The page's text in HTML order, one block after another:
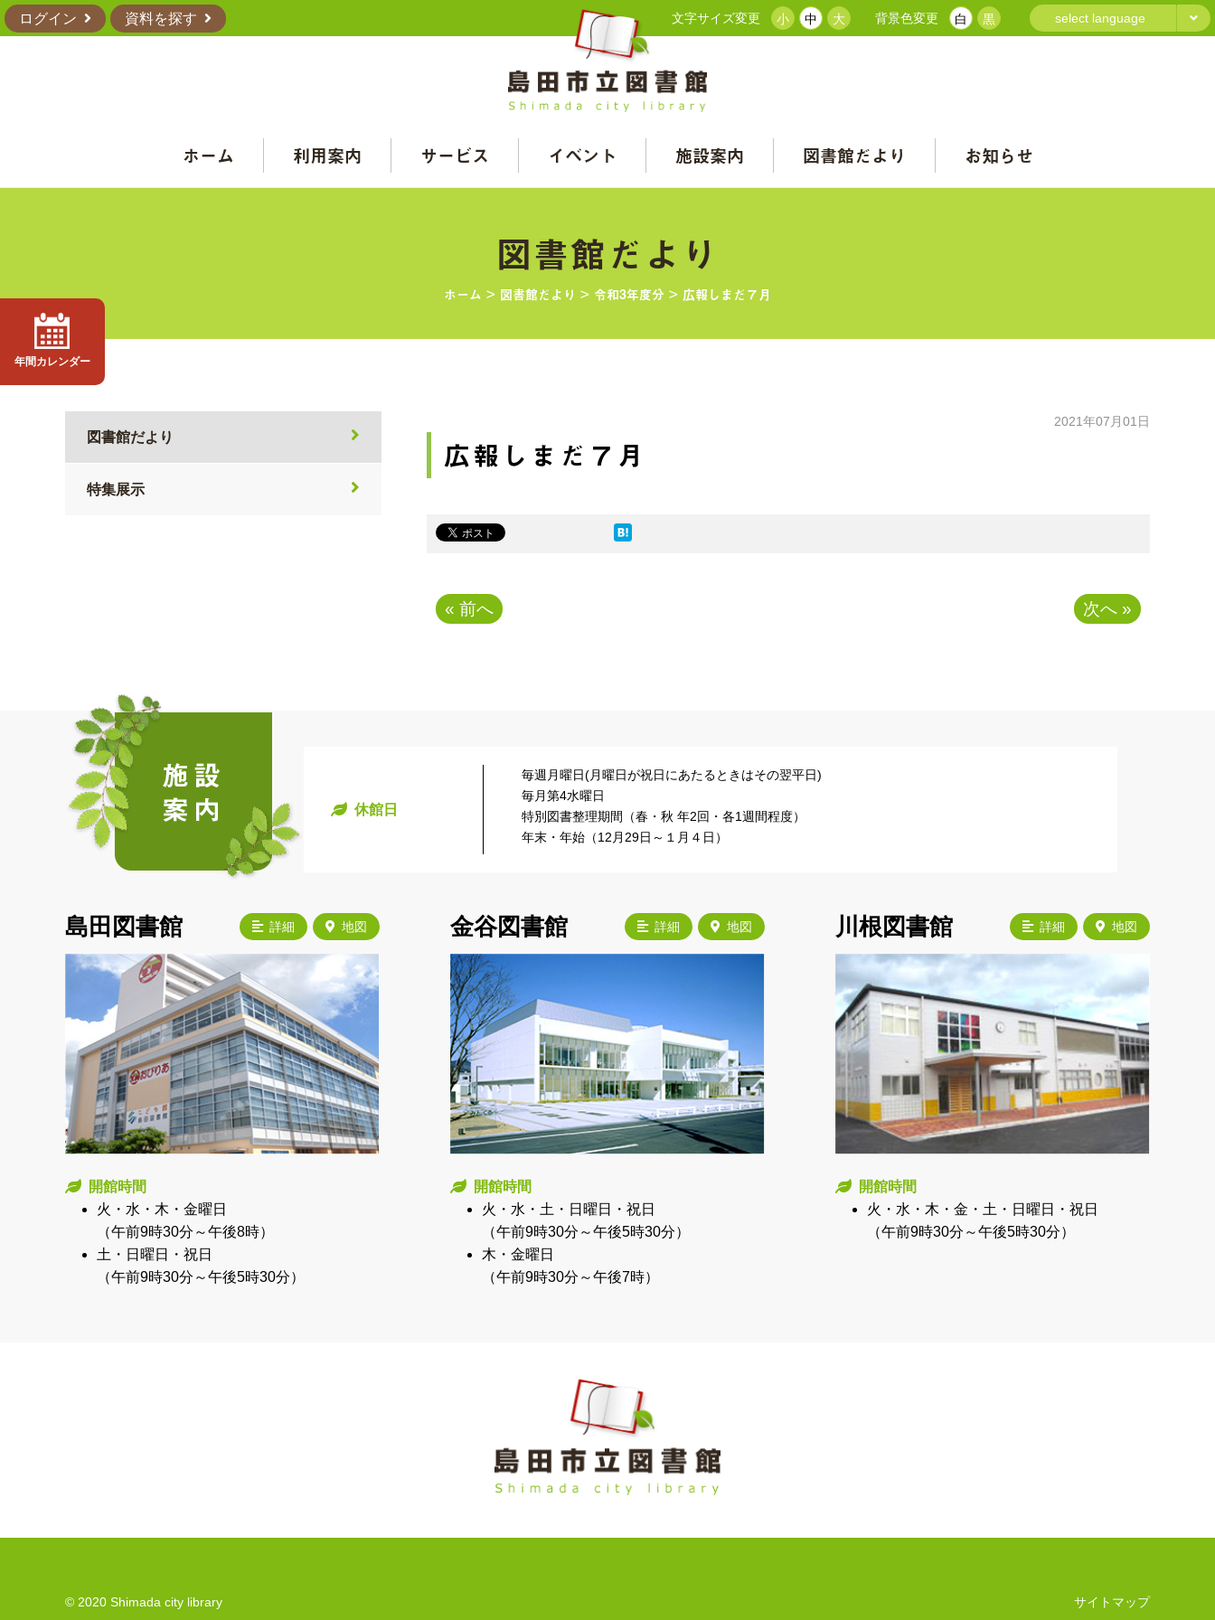
ログイン 資料を探す 文字サイズ変更 小 中 大 背景色変更 白 黒 select language
ホーム 利用案内 サービス イベント 施設案内 図書館だより お知らせ
図書館だより
ホーム > 図書館だより > 令和3年度分 > 広報しまだ７月
年間カレンダー
2021年07月01日
広報しまだ７月
« 前へ 次へ »
図書館だより
特集展示
休館日
毎週月曜日(月曜日が祝日にあたるときはその翌平日)
毎月第4水曜日
特別図書整理期間（春・秋 年2回・各1週間程度）
年末・年始（12月29日～１月４日）
詳細 地図
島田図書館
開館時間
火・水・木・金曜日
（午前9時30分～午後8時）
土・日曜日・祝日
（午前9時30分～午後5時30分）
詳細 地図
金谷図書館
開館時間
火・水・土・日曜日・祝日
（午前9時30分～午後5時30分）
木・金曜日
（午前9時30分～午後7時）
詳細 地図
川根図書館
開館時間
火・水・木・金・土・日曜日・祝日
（午前9時30分～午後5時30分）
© 2020 Shimada city library サイトマップ